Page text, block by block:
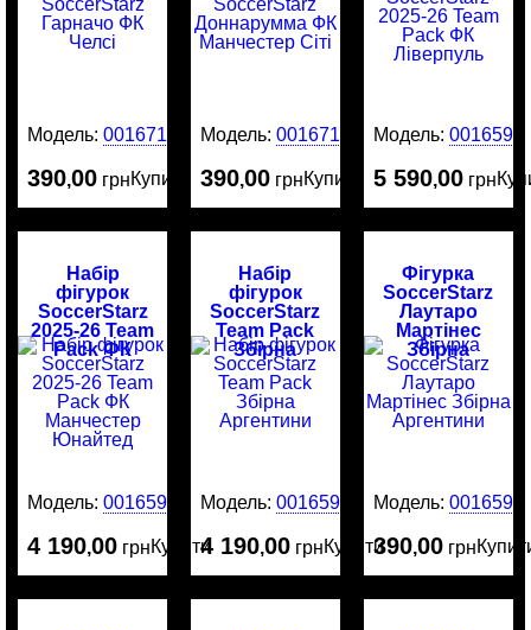
Модель:0016715
390,00 грнКупити
Модель:0016714
390,00 грнКупити
Модель: 0016595
5 590,00 грн
Набір
фігурок
SoccerStarz
2025-26 Team
Pack ФК
Манчестер
Юнайтед
Модель:0016594
4 190,00 грнКупити
Набір
фігурок
SoccerStarz
Team Pack
Збірна
Аргентини
Модель:0016593
4 190,00 грнКупити
Фігурка
SoccerStarz
Лаутаро
Мартінес
Збірна
Аргентини
Модель: 0016592
390,00 грн